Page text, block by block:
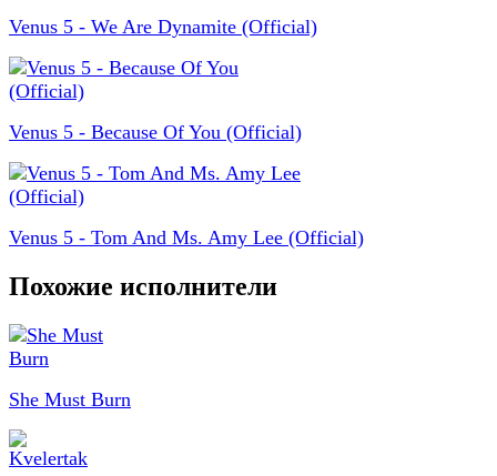
Venus 5 - We Are Dynamite (Official)
Venus 5 - Because Of You (Official)
Venus 5 - Tom And Ms. Amy Lee (Official)
Похожие исполнители
She Must Burn